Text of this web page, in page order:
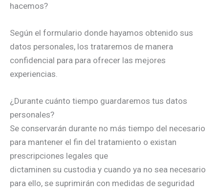
hacemos?
Según el formulario donde hayamos obtenido sus
datos personales, los trataremos de manera
confidencial para para ofrecer las mejores
experiencias.
¿Durante cuánto tiempo guardaremos tus datos
personales?
Se conservarán durante no más tiempo del necesario
para mantener el fin del tratamiento o existan
prescripciones legales que
dictaminen su custodia y cuando ya no sea necesario
para ello, se suprimirán con medidas de seguridad